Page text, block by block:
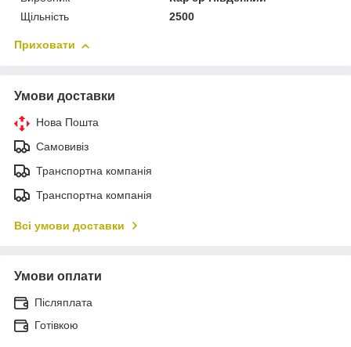
Щільність
2500
Приховати
Умови доставки
Нова Пошта
Самовивіз
Транспортна компанія
Транспортна компанія
Всі умови доставки
Умови оплати
Післяплата
Готівкою